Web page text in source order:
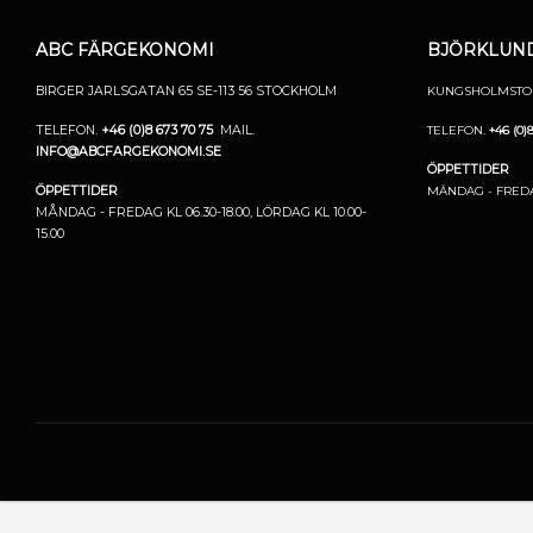
ABC FÄRGEKONOMI
BIRGER JARLSGATAN 65 SE-113 56 STOCKHOLM
TELEFON. +46 (0)8 673 70 75 MAIL.
INFO@ABCFARGEKONOMI.SE
ÖPPETTIDER
MÅNDAG - FREDAG KL 06.30-18.00, LÖRDAG KL 10.00-
15.00
TELEFON. +46
ÖPPETTIDER
MÅNDAG -